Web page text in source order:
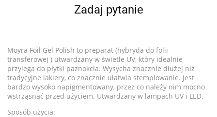
Zadaj pytanie
Moyra Foil Gel Polish to preparat (hybryda do folii
transferowej ) utwardzany w świetle UV, który idealnie
przylega do płytki paznokcia. Wysycha znacznie dłużej niż
tradycyjne lakiery, co znacznie ułatwia stemplowanie. Jest
bardzo wysoko napigmentowany, przez co należy nim mocno
wstrząsnąć przed użyciem. Utwardzany w lampach UV i LED.
Sposób użycia: